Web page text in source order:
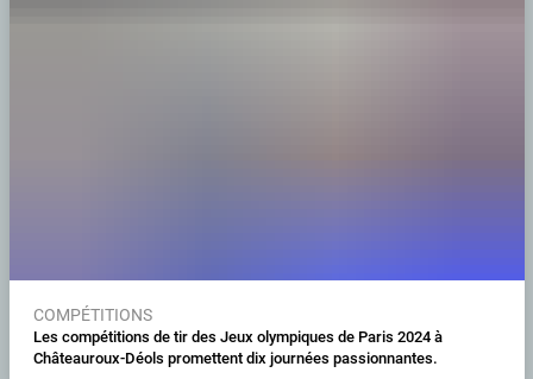
COMPÉTITIONS
Les compétitions de tir des Jeux olympiques de Paris 2024 à
Châteauroux-Déols promettent dix journées passionnantes.